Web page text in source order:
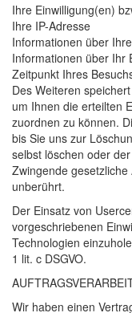
Ihre Einwilligung(en)
Ihre IP-Adresse
Informationen über
Informationen über Ihr
Zeitpunkt Ihres
Des Weiteren
um Ihnen die erteilten
zuordnen zu können.
bis Sie uns zur
selbst löschen oder
Zwingende
unberührt.
Der Einsatz von
vorgeschriebenen
Technologien
1 lit. c DSGVO.
Wir haben einen